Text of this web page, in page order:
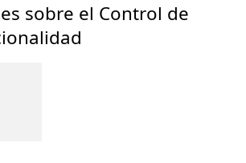
sobre el Control de